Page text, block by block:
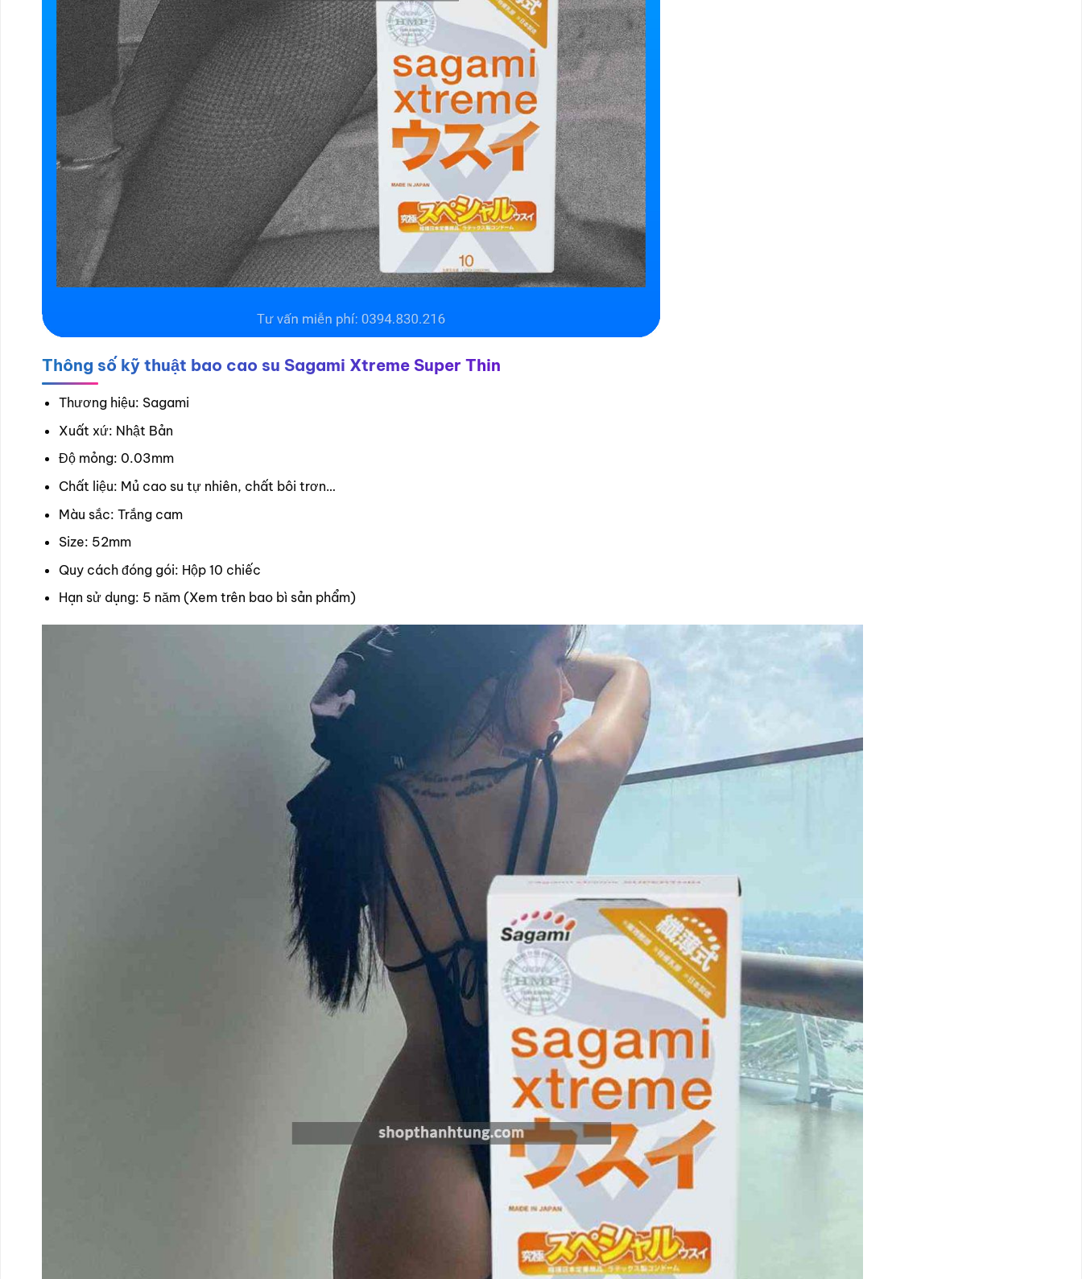
Thông số kỹ thuật bao cao su Sagami Xtreme Super Thin
Thương hiệu: Sagami
Xuất xứ: Nhật Bản
Độ mỏng: 0.03mm
Chất liệu: Mủ cao su tự nhiên, chất bôi trơn…
Màu sắc: Trắng cam
Size: 52mm
Quy cách đóng gói: Hộp 10 chiếc
Hạn sử dụng: 5 năm (Xem trên bao bì sản phẩm)